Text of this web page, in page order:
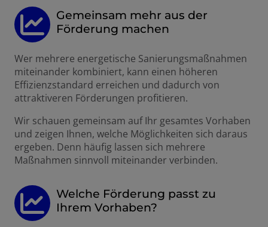
Gemeinsam mehr aus der
Förderung machen
Wer mehrere energetische Sanierungsmaßnahmen
miteinander kombiniert, kann einen höheren
Effizienzstandard erreichen und dadurch von
attraktiveren Förderungen profitieren.
Wir schauen gemeinsam auf Ihr gesamtes Vorhaben
und zeigen Ihnen, welche Möglichkeiten sich daraus
ergeben. Denn häufig lassen sich mehrere
Maßnahmen sinnvoll miteinander verbinden.
Welche Förderung passt zu
Ihrem Vorhaben?